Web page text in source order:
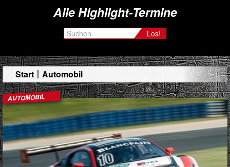
Alle Highlight-Termine
Los!
Start Automobil
AUTOMOBIL